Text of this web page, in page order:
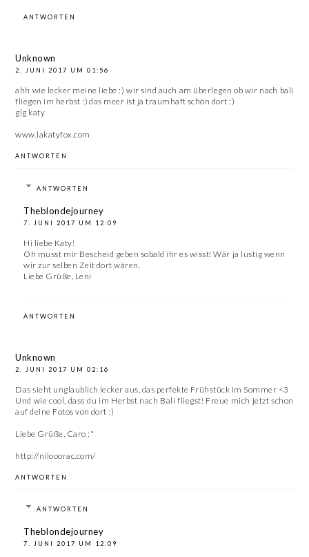
ANTWORTEN
Unknown
2. JUNI 2017 UM 01:56
ahh wie lecker meine liebe :) wir sind auch am überlegen ob wir nach bali
fliegen im herbst :) das meer ist ja traumhaft schön dort :)
glg katy
www.lakatyfox.com
ANTWORTEN
ANTWORTEN
Theblondejourney
7. JUNI 2017 UM 12:09
Hi liebe Katy!
Oh musst mir Bescheid geben sobald ihr es wisst! Wär ja lustig wenn
wir zur selben Zeit dort wären.
Liebe Grüße, Leni
ANTWORTEN
Unknown
2. JUNI 2017 UM 02:16
Das sieht unglaublich lecker aus, das perfekte Frühstück im Sommer <3
Und wie cool, dass du im Herbst nach Bali fliegst! Freue mich jetzt schon
auf deine Fotos von dort :)
Liebe Grüße, Caro :*
http://nilooorac.com/
ANTWORTEN
ANTWORTEN
Theblondejourney
7. JUNI 2017 UM 12:09